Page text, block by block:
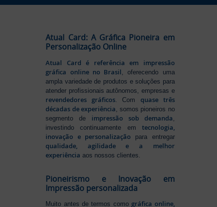
Atual Card: A Gráfica Pioneira em
Personalização Online
Atual Card é referência em impressão
gráfica online no Brasil , oferecendo uma
ampla variedade de produtos e soluções para
atender profissionais autônomos, empresas e
revendedores gráficos. Comquase três
décadas de experiência , somos pioneiros no
segmento de impressão sob demanda
investindo continuamente em tecnologia,
inovação e personalização para entregar
qualidade, agilidade e a melhor
experiência aos nossos clientes.
Pioneirismo e Inovação em
Impressão personalizada
Muito antes de termos como gráfica online,